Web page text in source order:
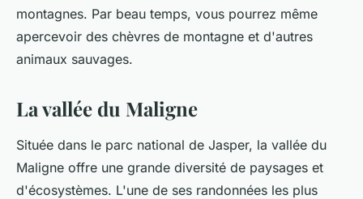
montagnes. Par beau temps, vous pourrez même
apercevoir des chèvres de montagne et d'autres
animaux sauvages.
La vallée du Maligne
Située dans le parc national de Jasper, la vallée du
Maligne offre une grande diversité de paysages et
d'écosystèmes. L'une de ses randonnées les plus